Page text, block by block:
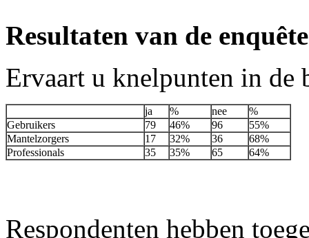
Resultaten van de
Ervaart u knelpunten in de
ja % nee
%
Gebruikers
79 46% 96
55%
Mantelzorgers
17 32% 36
68%
Professionals
35 35% 65 64%
Respondenten hebben